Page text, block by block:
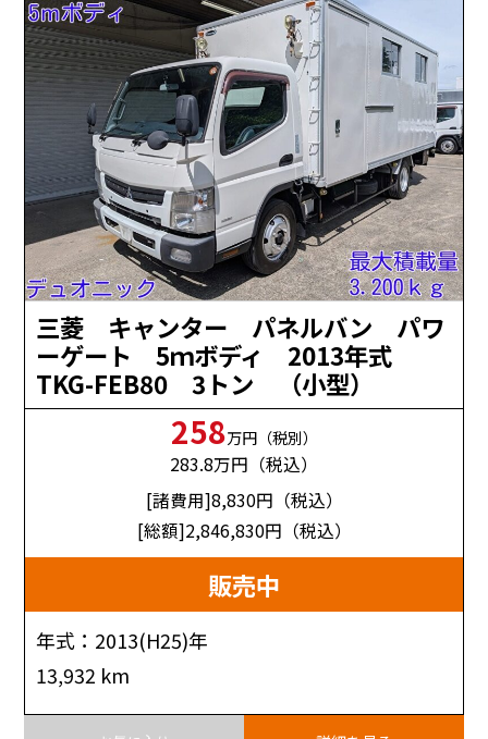
三菱 キャンター パネルバン パワ
ーゲート 5ｍボディ 2013年式
TKG-FEB80 3トン （小型）
258万円（税別）
283.8万円（税込）
[諸費用]8,830円（税込）
[総額]2,846,830円（税込）
販売中
年式：2013(H25)年
13,932 km